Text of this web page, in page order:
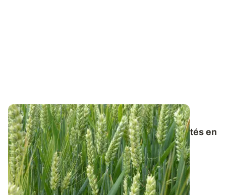
PROJET TERMINÉ
Teneurs en phosphore des organes exportés en
AB : des différences notables avec les
références conventionnelles ?
Dans le cadre du projet PhosphoBio, de nouvelles
références sont acquises sur les teneurs...